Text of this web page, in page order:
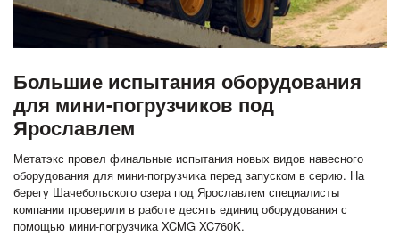
Большие испытания оборудования
для мини-погрузчиков под
Ярославлем
Метатэкс провел финальные испытания новых видов навесного
оборудования для мини-погрузчика перед запуском в серию. На
берегу Шачебольского озера под Ярославлем специалисты
компании проверили в работе десять единиц оборудования с
помощью мини-погрузчика XCMG XC760K.